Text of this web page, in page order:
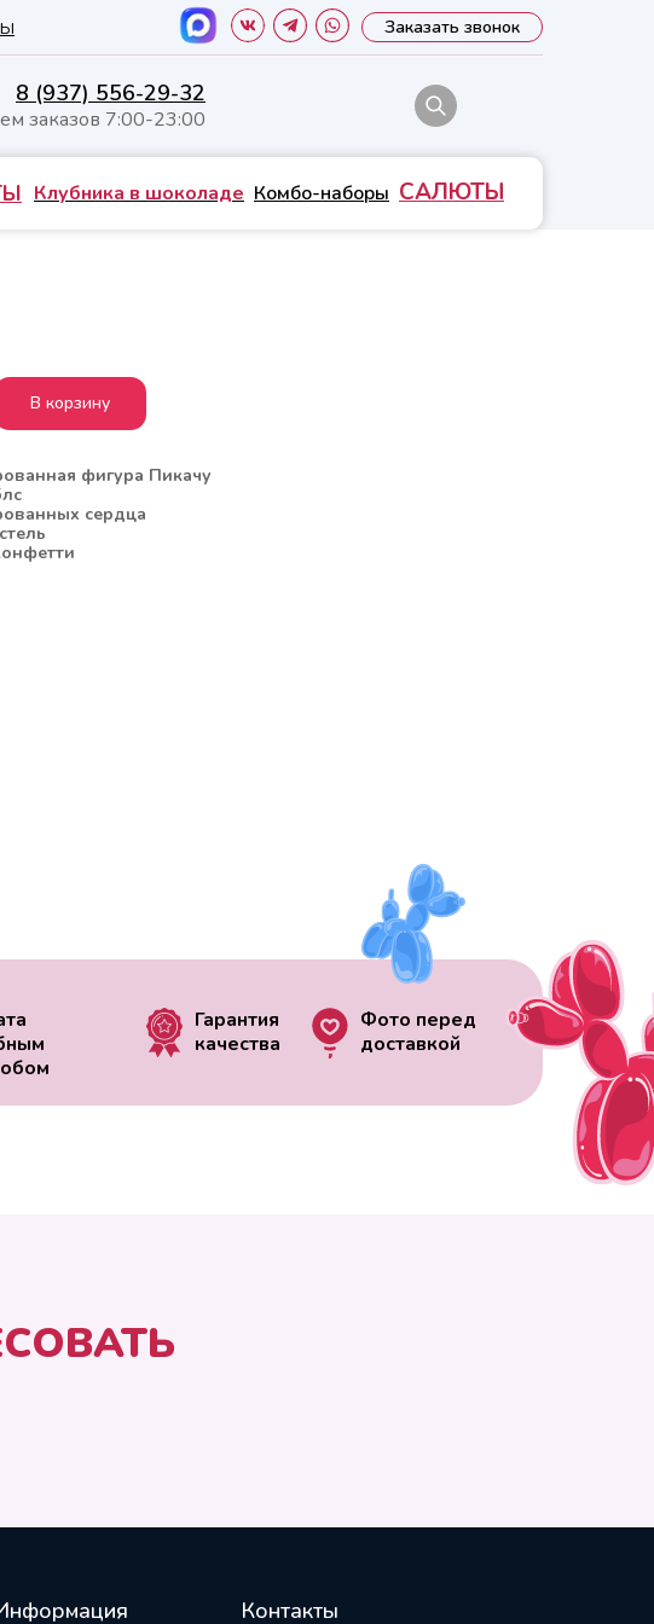
8 (937) 556-29-32
заказов 7:00-23:00
Заказать звонок
Клубника в шоколаде Комбо-наборы САЛЮТЫ
В корзину
фигура Пикачу
сердца
Гарантия
качества
Фото перед
доставкой
Контакты